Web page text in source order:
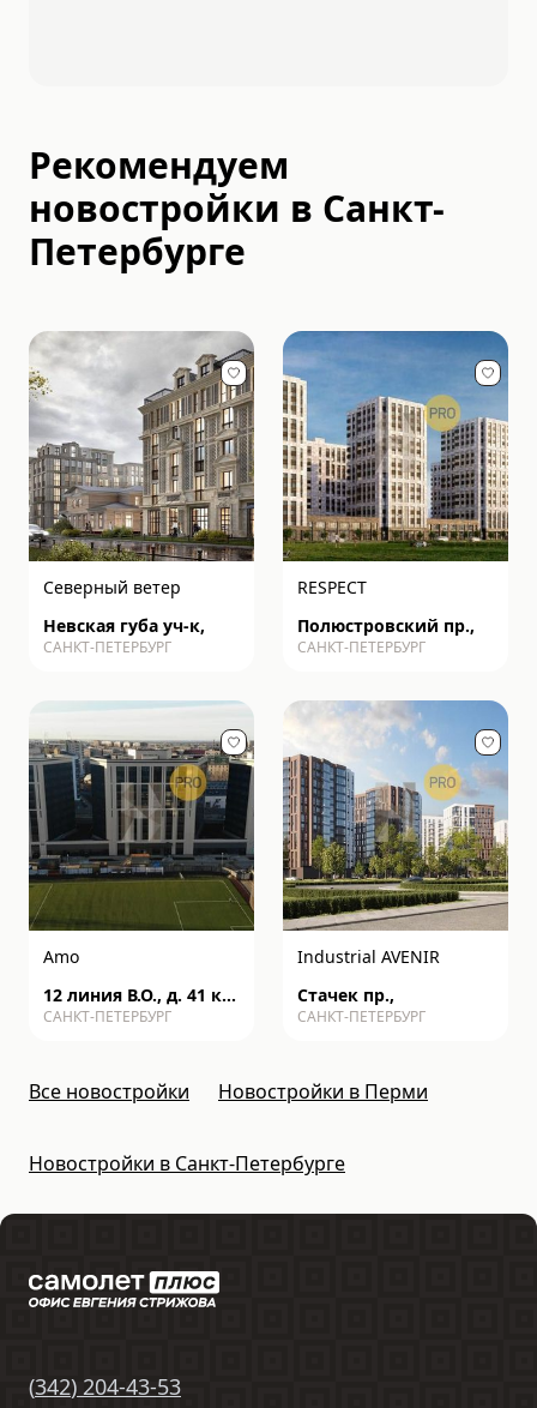
Рекомендуем
новостройки в Санкт-
Петербурге
Северный ветер
Невская губа уч-к,
САНКТ-ПЕТЕРБУРГ
RESPECT
Полюстровский пр.,
САНКТ-ПЕТЕРБУРГ
Amo
12 линия В.О., д. 41 к2
с1
САНКТ-ПЕТЕРБУРГ
Industrial AVENIR
Стачек пр.,
САНКТ-ПЕТЕРБУРГ
Все новостройки Новостройки в Перми
Новостройки в Санкт-Петербурге
(342) 204-43-53